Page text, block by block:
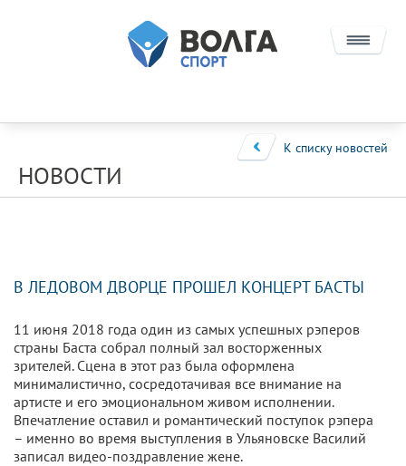
ИНВЕСТОРАМ
НПФ И ИНФРАСТРУКТУРНЫЕ ПРОЕКТЫ
КОНТАКТЫ
НОВОСТИ
К списку новостей
В ЛЕДОВОМ ДВОРЦЕ ПРОШЕЛ КОНЦЕРТ БАСТЫ
11 июня 2018 года один из самых успешных рэперов
страны Баста собрал полный зал восторженных
зрителей. Сцена в этот раз была оформлена
минималистично, сосредотачивая все внимание на
артисте и его эмоциональном живом исполнении.
Впечатление оставил и романтический поступок рэпера
– именно во время выступления в Ульяновске Василий
записал видео-поздравление жене.